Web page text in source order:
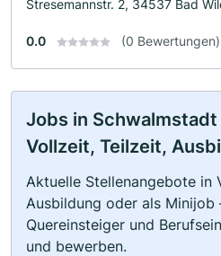
Stresemannstr. 2, 34537 Bad
0.0 (0 Bewertungen)
Jobs in
Vollzeit, Teilzeit,
Aktuelle Stellenangebote in
Ausbildung oder als Minijob
Quereinsteiger und
und bewerben.